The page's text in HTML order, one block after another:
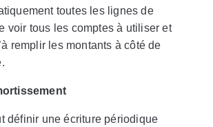
toutes les lignes de
voir tous les comptes à utiliser et
remplir les montants à côté de
définir une écriture périodique